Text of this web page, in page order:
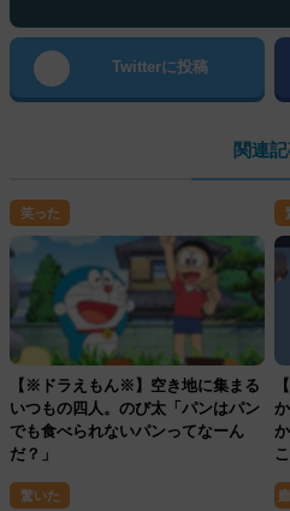
Twitterに投稿
関連
笑った
【※ドラえもん※】空き地に集まる
いつもの四人。のび太「パンはパン
でも食べられないパンってなーん
だ？」
驚いた